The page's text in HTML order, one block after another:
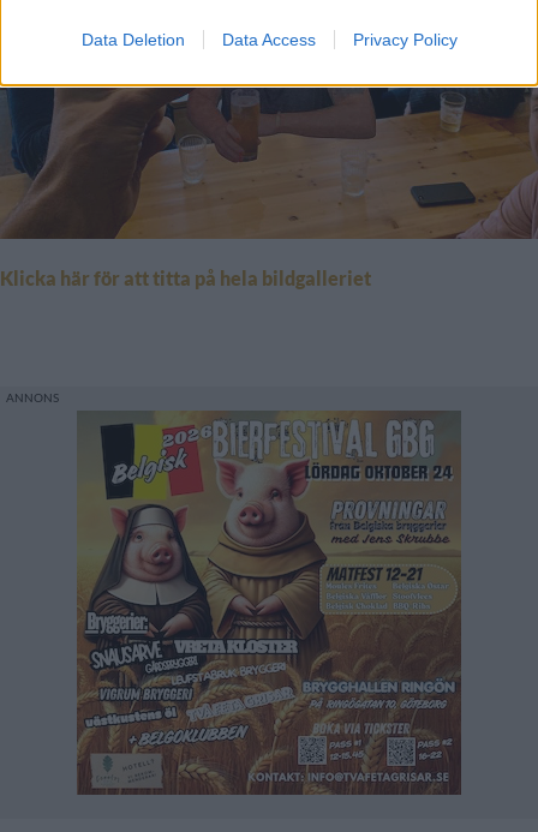
Data Deletion Data Access Privacy Policy
Klicka här för att titta på hela bildgalleriet